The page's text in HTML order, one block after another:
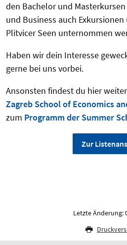
den Bachelor und
und Business auch
Plitvicer Seen unternommen
Haben wir dein Interesse
gerne bei uns vorbei.
Ansonsten findest du hier
Zagreb School of Economics
zum Programm der Summer
Zur
Letzte Änderung: